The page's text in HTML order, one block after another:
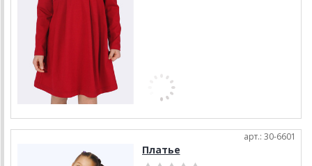
арт.: 30-6601
Платье